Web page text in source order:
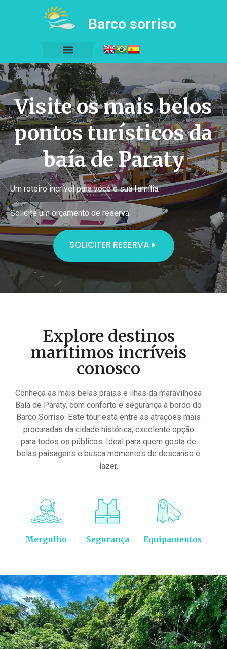
Barco sorriso
Visite os mais belos
pontos turísticos da
baía de Paraty
Um roteiro incrível para você e sua família.
Solicite um orçamento de reserva.
SOLICITER RESERVA
Explore destinos
marítimos incríveis
conosco
Conheça as mais belas praias e ilhas da maravilhosa
Baía de Paraty, com conforto e segurança a bordo do
Barco Sorriso. Este tour está entre as atrações mais
procuradas da cidade histórica, excelente opção
para todos os públicos. Ideal para quem gosta de
belas paisagens e busca momentos de descanso e
lazer.
Mergulho Segurança Equipamentos